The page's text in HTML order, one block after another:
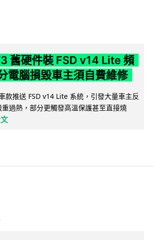
舊硬件裝 FSD v14 Lite 頻
電腦損毀車主須自費維修
款推送 FSD v14 Lite 系統，引發大量車主反
過熱，部分更觸發高溫保護甚至直接燒